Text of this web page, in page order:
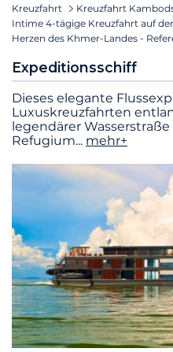
Kreuzfahrt Kreuzfahrt
Intime 4-tägige Kreuzfahrt auf
Herzen des Khmer-Landes -
Expeditionsschiff
Dieses elegante
Luxuskreuzfahrten
legendärer
Refugium... mehr+